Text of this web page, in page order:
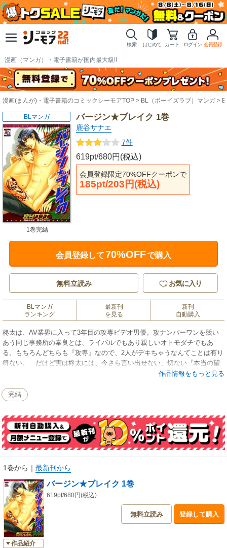
検索 はじめて カート ログイン 会員登録
漫画（マンガ）・電子書籍が国内最大級!!
漫画(まんが)・電子書籍のコミックシーモアTOP BL（ボーイズラブ）マンガ
バージン★ブレイク 1巻
鹿谷サナエ
7件
619pt/680円(税込)
会員登録限定70%OFFクーポンで
185pt/203円(税込)
BLマンガ
1巻完結
会員登録して70%OFFで購入
無料立読み お気に入り
BLマンガ
ランキング
最新刊
を見る
新刊
自動購入
柊太は、AV業界に入って3年目の攻専ビデオ男優。攻ナンバーワンを競い
あう同じ事務所の泰良とは、ライバルでもあり親しいオトモダチでもあ
る。もちろんどちらも『攻専』なので、2人がデキちゃうなんてことは有り
得ない。…だけど実は柊太には、今さら言い出せない、切ない『本当の望
み』というものがあって！? オトコの譲れない意地と純情魂溢れるパワフ
作品情報をもっと見る
完結
1巻から ｜ 最新刊から
作品紹介
バージン★ブレイク 1巻
619pt/680円(税込)
無料立読み 登録して購入